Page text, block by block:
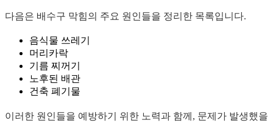
다음은 배수구 막힘의 주요 원인들을 정리한 목록입니다.
음식물 쓰레기
머리카락
기름 찌꺼기
노후된 배관
건축 폐기물
이러한 원인들을 예방하기 위한 노력과 함께, 문제가 발생했을